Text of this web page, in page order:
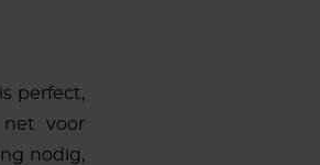
perfect,
voor
nodig,